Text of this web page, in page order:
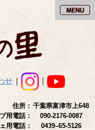
せ
住所： 千葉県富津市上648
用電話：
090-2176-0087
用電話：
0439–65-5126